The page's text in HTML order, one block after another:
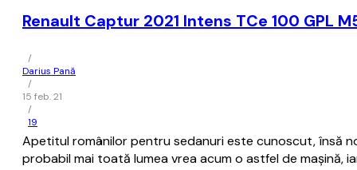
Renault Captur 2021 Intens TCe 100 GPL
/
Darius Pană
/
15 feb. 21
/
19
Apetitul românilor pentru sedanuri este cunoscut, însă
probabil mai toată lumea vrea acum o astfel de mașină,